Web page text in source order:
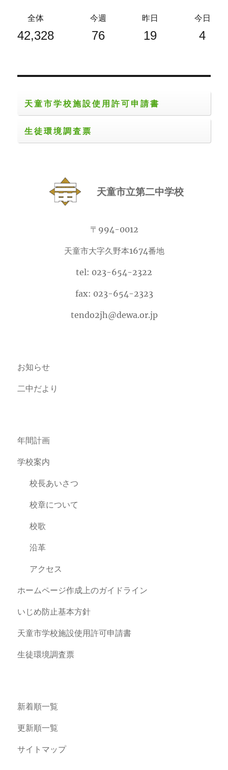
全体
42,328
今週
76
昨日
19
今日
4
天童市学校施設使用許可申請書
生徒環境調査票
天童市立第二中学校
〒994-0012
天童市大字久野本1674番地
tel: 023-654-2322
fax: 023-654-2323
tendo2jh@dewa.or.jp
お知らせ
二中だより
年間計画
学校案内
校長あいさつ
校章について
校歌
沿革
アクセス
ホームページ作成上のガイドライン
いじめ防止基本方針
天童市学校施設使用許可申請書
生徒環境調査票
新着順一覧
更新順一覧
サイトマップ